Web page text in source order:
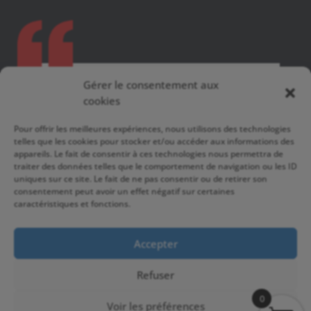
Gérer le consentement aux
cookies
Pour offrir les meilleures expériences, nous utilisons des technologies
telles que les cookies pour stocker et/ou accéder aux informations des
appareils. Le fait de consentir à ces technologies nous permettra de
traiter des données telles que le comportement de navigation ou les ID
uniques sur ce site. Le fait de ne pas consentir ou de retirer son
consentement peut avoir un effet négatif sur certaines
caractéristiques et fonctions.
Accepter
Refuser
Voir les préférences
VITAMINES D3 + K2 MK-7
Seuls les clients connectés ayant acheté ce
produit ont la possibilité de laisser un avis.
Copyright © 2026 TOP-PHYSIQUE | FUTURELAB-
SHOP
0